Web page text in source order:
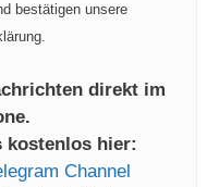
bestätigen unsere
direkt im
kostenlos hier:
Channel